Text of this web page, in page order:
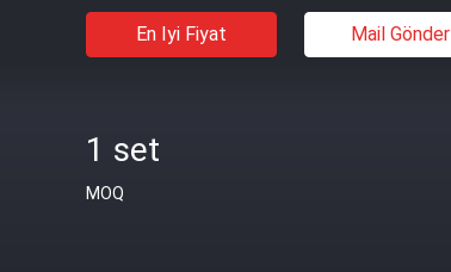
En Iyi Fiyat Mail Gönder
1 set
MOQ